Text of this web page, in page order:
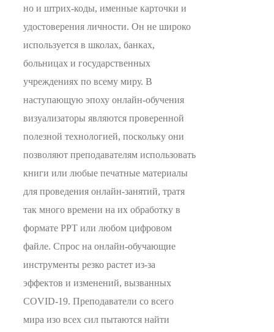
но и штрих-коды, именные карточки и
удостоверения личности. Он не широко
используется в школах, банках,
больницах и государственных
учреждениях по всему миру. В
наступающую эпоху онлайн-обучения
визуализаторы являются проверенной
полезной технологией, поскольку они
позволяют преподавателям использовать
книги или любые печатные материалы
для проведения онлайн-занятий, тратя
так много времени на их обработку в
формате PPT или любом цифровом
файле. Спрос на онлайн-обучающие
инструменты резко растет из-за
эффектов и изменений, вызванных
COVID-19. Преподаватели со всего
мира изо всех сил пытаются найти